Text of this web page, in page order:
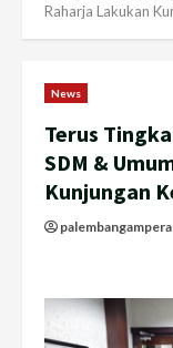
Raharja Lakukan
News
Terus
SDM &
Kunjungan